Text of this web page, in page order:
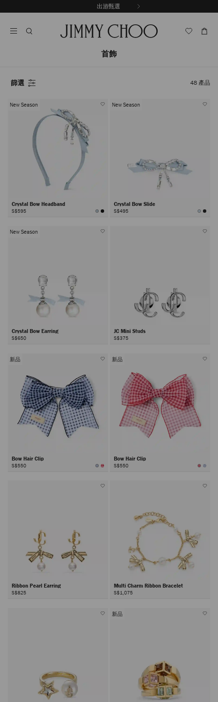
至
出游甄選
首飾
篩選 48 產品
New Season
Crystal Bow Headband
S$595
New Season
Crystal Bow Slide
S$495
New Season
Crystal Bow Earring
S$650
JC Mini Studs
S$375
新品
Bow Hair Clip
S$550
新品
Bow Hair Clip
S$550
Ribbon Pearl Earring
S$825
Multi Charm Ribbon Bracelet
S$1,075
新品